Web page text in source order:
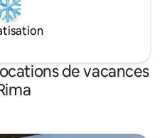
de vacances